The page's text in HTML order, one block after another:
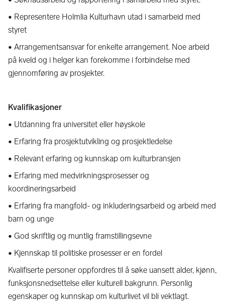
• Representere Holmlia Kulturhavn utad i samarbeid med
styret
• Arrangementsansvar for enkelte arrangement. Noe arbeid
på kveld og i helger kan forekomme i forbindelse med
gjennomføring av prosjekter.
Kvalifikasjoner
• Utdanning fra universitet eller høyskole
• Erfaring fra prosjektutvikling og prosjektledelse
• Relevant erfaring og kunnskap om kulturbransjen
• Erfaring med medvirkningsprosesser og
koordineringsarbeid
• Erfaring fra mangfold- og inkluderingsarbeid og arbeid med
barn og unge
• God skriftlig og muntlig framstillingsevne
• Kjennskap til politiske prosesser er en fordel
Kvalifiserte personer oppfordres til å søke uansett alder, kjønn,
funksjonsnedsettelse eller kulturell bakgrunn. Personlig
egenskaper og kunnskap om kulturlivet vil bli vektlagt.